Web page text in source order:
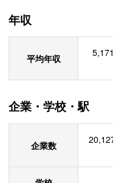
年収
平均年収
企業・学校・駅
企業数